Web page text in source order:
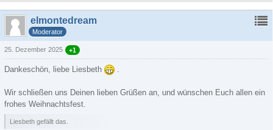
elmontedream
Moderator
25. Dezember 2025 +1
Dankeschön, liebe Liesbeth
Wir schließen uns Deinen lieben Grüßen an, und wünschen Euch allen ein
frohes Weihnachtsfest.
Liesbeth gefällt das.